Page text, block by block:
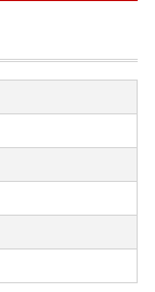
域へのお届
につきまして
いただく可能性
再開される予
が、ご理解とご
info_260728_